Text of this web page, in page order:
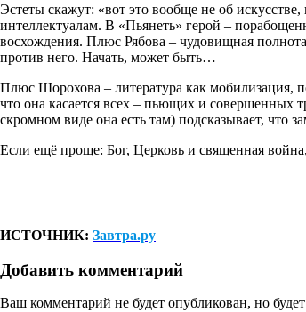
Эстеты скажут: «вот это вообще не об
интеллектуалам. В «Пьянеть» герой –
восхождения. Плюс Рябова – чудовищная полнота
против него. Начать, может быть…
Плюс Шорохова – литература как мобилизация,
что она касается всех – пьющих и совершенных
скромном виде она есть там) подсказывает, что
Если ещё проще: Бог, Церковь и священная
ИСТОЧНИК: Завтра.ру
Добавить комментарий
Ваш комментарий не будет опубликован, но